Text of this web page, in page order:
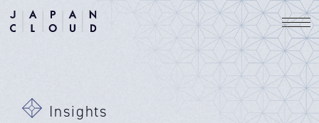
Insights